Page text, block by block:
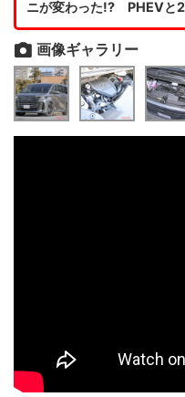
ニが変わった!? PHEVと
画像ギャラリー